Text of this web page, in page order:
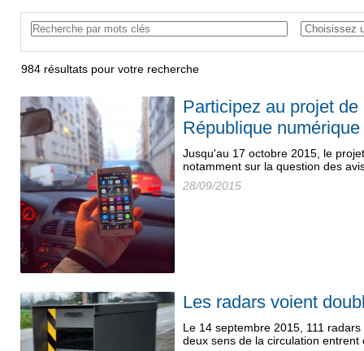
984 résultats pour votre recherche
Participez au projet
République
Jusqu'au 17 octobre 2015, le
notamment sur la question des
28/09/2015
Les radars voient
Le 14 septembre 2015, 111
deux sens de la circulation entrent